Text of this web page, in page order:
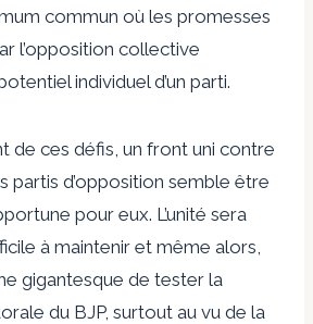
commun où les promesses
l’opposition collective
individuel d’un parti.
de ces défis, un front uni contre
partis d’opposition semble être
pour eux. L’unité sera
à maintenir et même alors,
gigantesque de tester la
du BJP, surtout au vu de la